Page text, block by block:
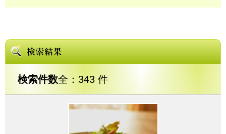
検索件数全：343 件